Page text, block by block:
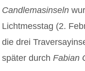
Candlemasinseln
Lichtmesstag (2.
die drei
später durchFabian